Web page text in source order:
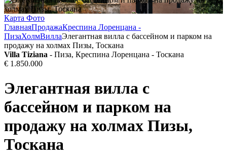
Карта Фото
ГлавнаяПродажаКреспина Лоренцана -
ПизаХолмВиллаЭлегантная вилла с бассейном и парком на
продажу на холмах Пизы, Тоскана
Villa Tiziana - Пиза, Креспина Лоренцана - Тоскана
€ 1.850.000
Элегантная вилла с
бассейном и парком на
продажу на холмах Пизы,
Тоскана